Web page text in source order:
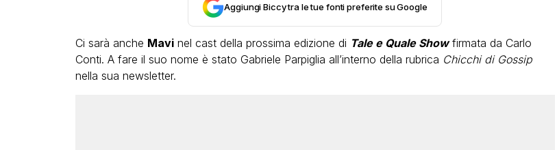
Aggiungi Biccy tra le tue fonti preferite su Google
Ci sarà anche Mavinel cast della prossima edizione di Tale e Quale Showfirmata da Carlo
Conti. A fare il suo nome è stato Gabriele Parpiglia all’interno della rubrica Chicchi di Gossip
nella sua newsletter.